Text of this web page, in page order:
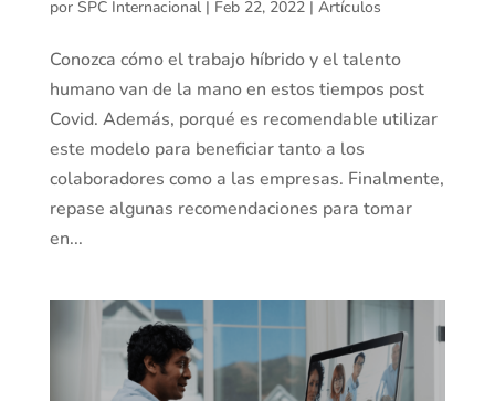
por SPC Internacional| Feb 22, 2022| Artículos
Conozca cómo el trabajo híbrido y el talento
humano van de la mano en estos tiempos post
Covid. Además, porqué es recomendable utilizar
este modelo para beneficiar tanto a los
colaboradores como a las empresas. Finalmente,
repase algunas recomendaciones para tomar
en...